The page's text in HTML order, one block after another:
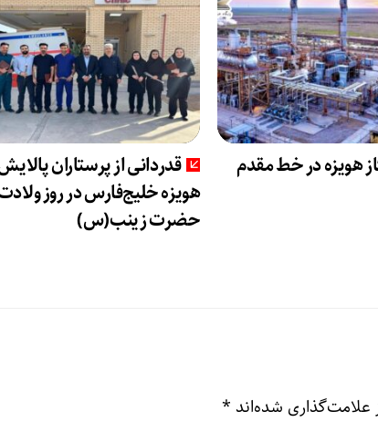
هویزه در خط مقدم
قدردانی از پرستاران
هویزه خلیج‌فارس در روز
حضرت زینب(س)
شده‌اند *